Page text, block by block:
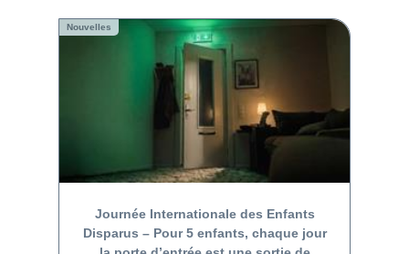
Nouvelles
Journée Internationale des Enfants
Disparus – Pour 5 enfants, chaque jour